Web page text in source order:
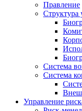
Правление
Структура
Система
Система
Управление